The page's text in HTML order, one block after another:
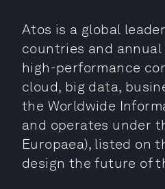
Atos is a global
countries and annual
high-performance
cloud, big data,
the Worldwide
and operates under
Europaea), listed on
design the future of